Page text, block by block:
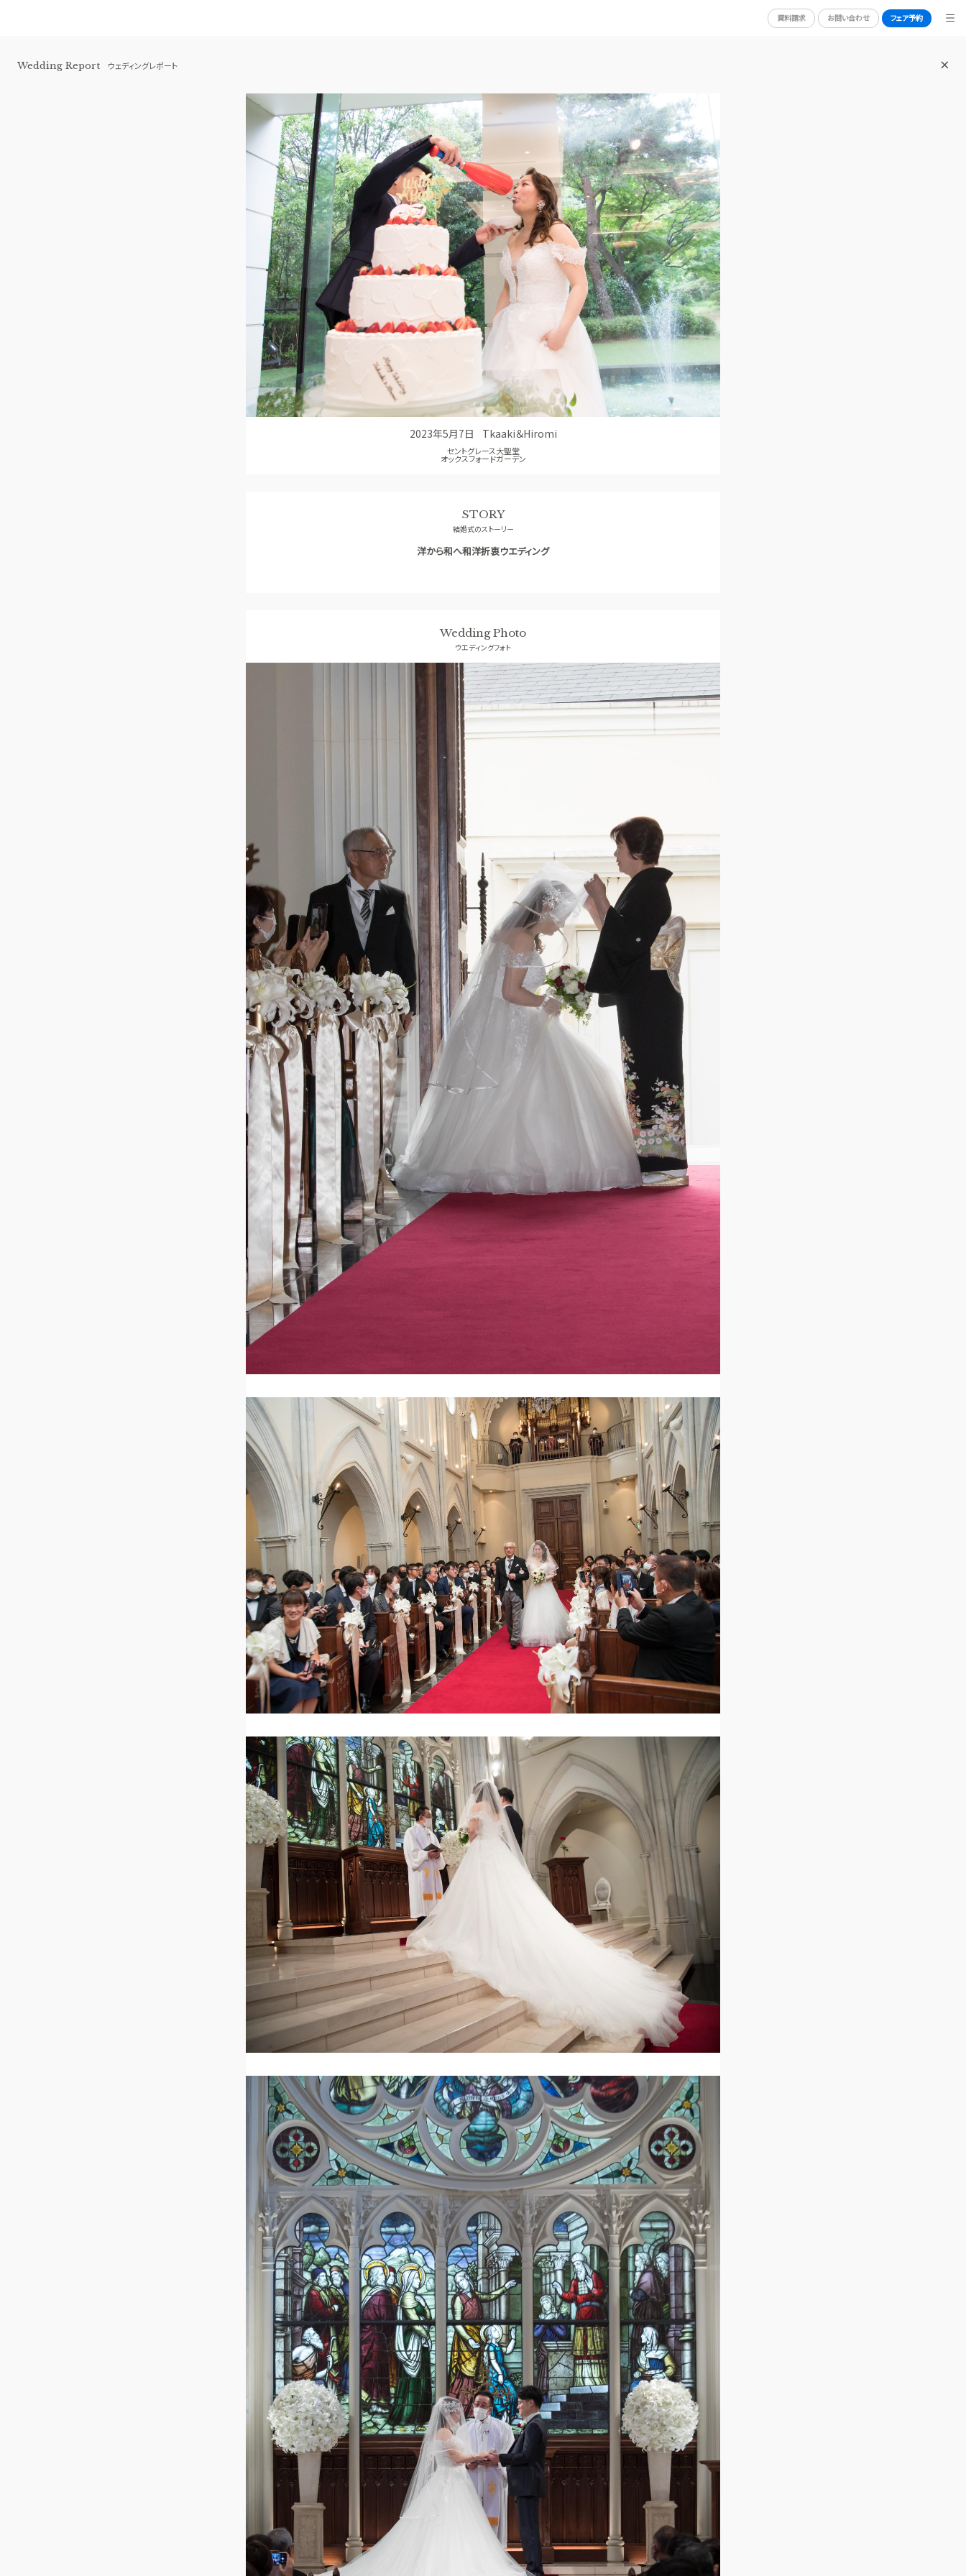
資料請求 お問い合わせ フェア予約
伊勢山ヒルズ
BEST BRIDAL
TOP BRIDAL FAIR
ブライダルフェア
FAIR INFO
ブライダルフェアの魅力をご案内
WEDDING REPORT
体験者レポート
PHOTO GALLERY
フォトギャラリー
PLAN
プラン
CEREMONY
挙式
PARTY
披露宴会場
CUISINE DRESS
ドレス
ACCESS
アクセス
GUEST
ご列席者の皆さまへ
SUPPORT
お手伝い
Wedding Report ウェディングレポート
2023年5月7日 Tkaaki＆Hiromi
セントグレース大聖堂
オックスフォードガーデン
STORY
結婚式のストーリー
洋から和へ和洋折衷ウエディング
Wedding Photo
ウエディングフォト